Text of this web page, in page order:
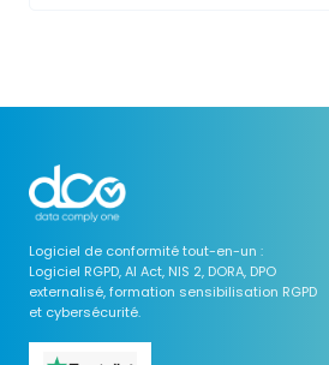
Logiciel de conformité tout-en-un :
Logiciel RGPD, AI Act, NIS 2, DORA, DPO
externalisé, formation sensibilisation RGPD
et cybersécurité.